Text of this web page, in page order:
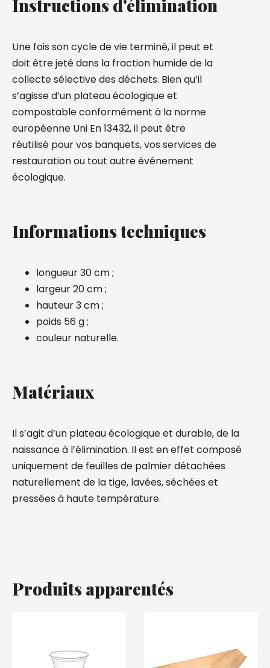
Instructions d'élimination
Une fois son cycle de vie terminé, il peut et
doit être jeté dans la fraction humide de la
collecte sélective des déchets. Bien qu’il
s’agisse d’un plateau écologique et
compostable conformément à la norme
européenne Uni En 13432, il peut être
réutilisé pour vos banquets, vos services de
restauration ou tout autre événement
écologique.
Informations techniques
longueur 30 cm ;
largeur 20 cm ;
hauteur 3 cm ;
poids 56 g ;
couleur naturelle.
Matériaux
Il s’agit d’un plateau écologique et durable, de la
naissance à l’élimination. Il est en effet composé
uniquement de feuilles de palmier détachées
naturellement de la tige, lavées, séchées et
pressées à haute température.
Produits apparentés